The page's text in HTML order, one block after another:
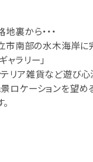
裏から・・・
市南部の水木海岸に
ャラリー」
テリア雑貨など遊び
ロケーションを望め